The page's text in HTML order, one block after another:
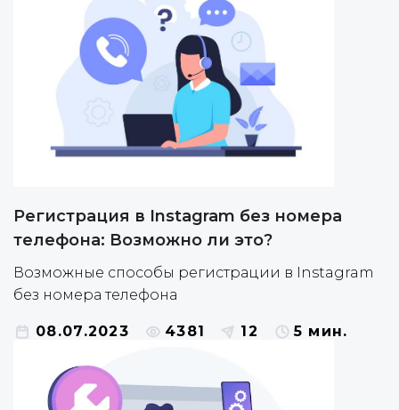
Регистрация в Instagram без номера
телефона: Возможно ли это?
Возможные способы регистрации в Instagram
без номера телефона
08.07.2023 4381 12 5 мин.